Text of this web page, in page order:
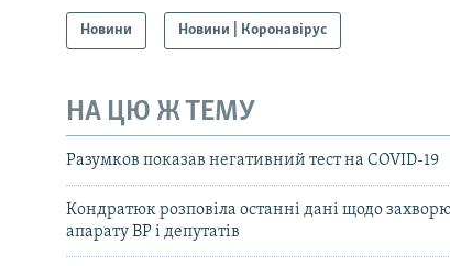
Новини Новини | Коронавірус
НА ЦЮ Ж ТЕМУ
Разумков показав негативний тест на COVID-19
Кондратюк розповіла останні дані щодо
апарату ВР і депутатів